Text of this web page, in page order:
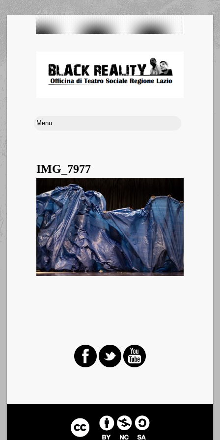
IMG_7977